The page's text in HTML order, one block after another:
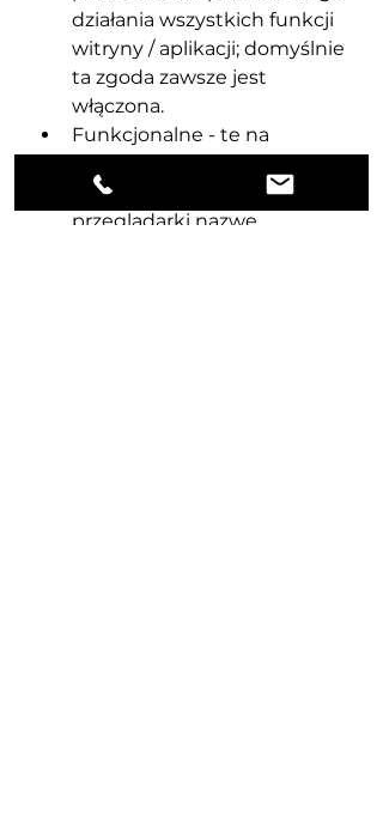
działania wszystkich funkcji
witryny / aplikacji; domyślnie
ta zgoda zawsze jest
włączona.
Funkcjonalne - te na
pamięci podręcznej
przeglądarki nazwę